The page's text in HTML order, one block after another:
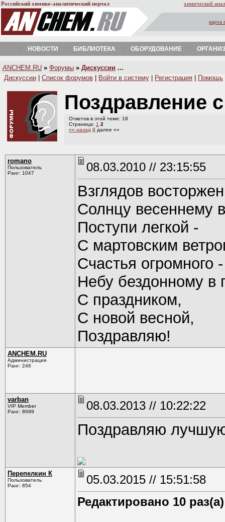
Российский химико-аналитический портал химический
карта
НОВОСТИ БИБЛИОТЕКА ОБОРУДОВАНИЕ
A NCHEM.RU » Форумы » Дискуссии ...
Дискуссии
Список форумов Войти в систему Регистрация Помощь
Поздравление
Ответов в этой теме: 18
Страница: 1 2
«« назад || далее »»
romano
Пользователь
Ранг: 1047
08.03.2010 // 23:15:55
Взглядов
Солнцу весеннему
Поступи легкой -
С мартовским
Счастья огромного -
Небу бездонному в
С праздником,
С новой весной,
Поздравляю!
ANCHEM.RU
Администрация
Ранг: 246
varban
VIP Member
Ранг: 8699
08.03.2013 // 10:22:22
Поздравляю
Перепелкин К
Пользователь
Ранг: 854
05.03.2015 // 15:51:58
Редактировано 10 раз(а)